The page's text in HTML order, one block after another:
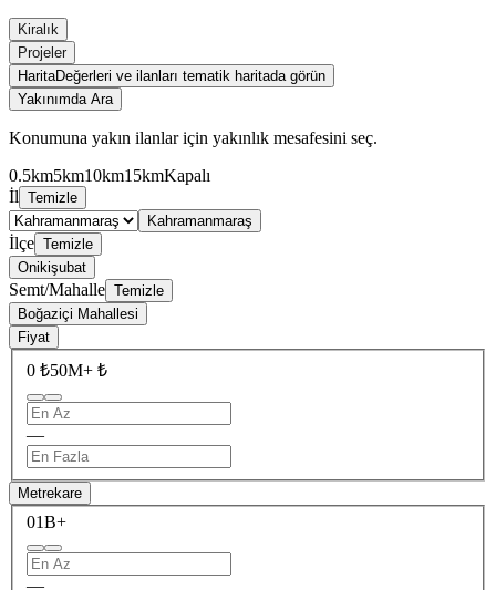
Kiralık
Projeler
HaritaDeğerleri ve ilanları tematik haritada görün
Yakınımda Ara
Konumuna yakın ilanlar için yakınlık mesafesini seç.
0.5km5km10km15kmKapalı
İl Temizle
Kahramanmaraş
İlçe Temizle
Onikişubat
Semt/Mahalle Temizle
Boğaziçi Mahallesi
Fiyat
0 ₺50M+ ₺
—
Metrekare
01B+
—